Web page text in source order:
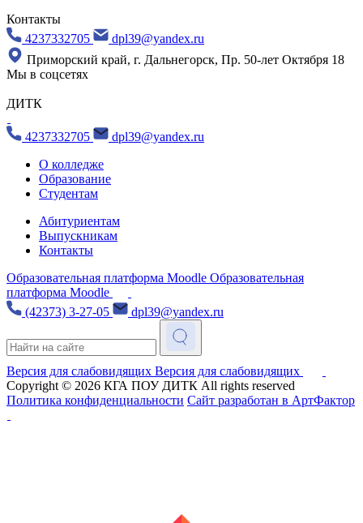
Контакты
4237332705
dpl39@yandex.ru
Приморский край, г. Дальнегорск, Пр. 50-лет Октября 18
Мы в соцсетях
ДИТК
4237332705
dpl39@yandex.ru
О колледже
Образование
Студентам
Абитуриентам
Выпускникам
Контакты
Образовательная платформа Moodle Образовательная
платформа Moodle
(42373) 3-27-05
dpl39@yandex.ru
Версия для слабовидящих Версия для слабовидящих
Copyright © 2026 КГА ПОУ ДИТК All rights reserved
Политика конфиденциальности Сайт разработан в АртФактор